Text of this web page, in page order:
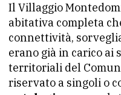
Il Villaggio
abitativa completa
connettività,
erano già in carico ai
territoriali del
riservato a singoli o